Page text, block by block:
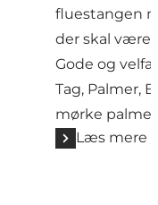
fluestangen
der skal være
Gode og
Tag, Palmer,
mørke
Læs mere